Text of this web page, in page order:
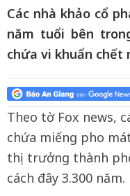
Các nhà khảo cổ
năm tuổi bên
chứa vi khuẩn chết
Theo tờ Fox news,
chứa miếng pho
thị trưởng thành
cách đây 3.300 năm.